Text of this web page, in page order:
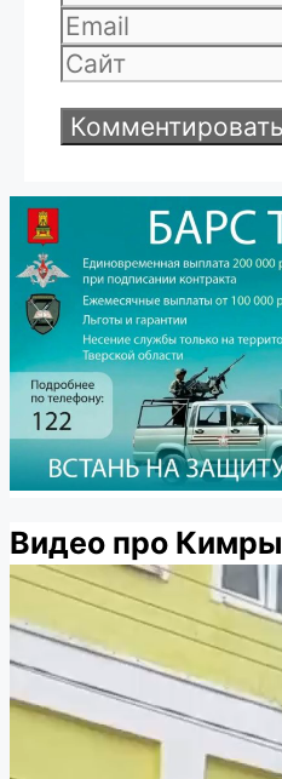
Email
Сайт
Видео про Кимры